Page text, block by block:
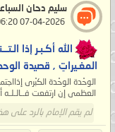
سليم دحان
الله أكـبـر إذا
المغـيراتِ , قصيدة
الوحْدة الوحْدة الكبْرى
العظمى إن ارتفعت فــالـلـه
لم يقم الإمام بالرد على